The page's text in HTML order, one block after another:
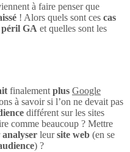
à faire penser que
! Alors quels sont ces cas
péril GA et quelles sont les
finalementplus Google
à savoir si l’on ne devait pas
différent sur les sites
comme beaucoup ? Mettre
analyser leursite web (en se
) ?